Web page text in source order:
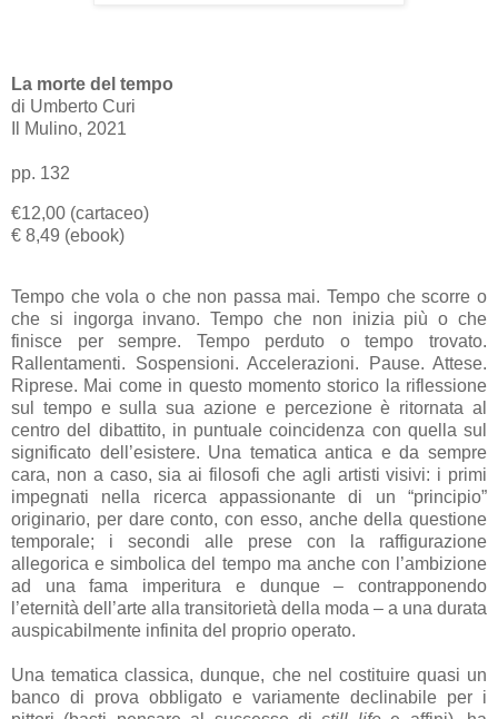
La morte del tempo
di Umberto Curi
Il Mulino, 2021
pp. 132
€12,00 (cartaceo)
€ 8,49 (ebook)
Tempo che vola o che non passa mai. Tempo che scorre o
che si ingorga invano. Tempo che non inizia più o che
finisce per sempre. Tempo perduto o tempo trovato.
Rallentamenti. Sospensioni. Accelerazioni. Pause. Attese.
Riprese. Mai come in questo momento storico la riflessione
sul tempo e sulla sua azione e percezione è ritornata al
centro del dibattito, in puntuale coincidenza con quella sul
significato dell’esistere. Una tematica antica e da sempre
cara, non a caso, sia ai filosofi che agli artisti visivi: i primi
impegnati nella ricerca appassionante di un “principio”
originario, per dare conto, con esso, anche della questione
temporale; i secondi alle prese con la raffigurazione
allegorica e simbolica del tempo ma anche con l’ambizione
ad una fama imperitura e dunque – contrapponendo
l’eternità dell’arte alla transitorietà della moda – a una durata
auspicabilmente infinita del proprio operato.
Una tematica classica, dunque, che nel costituire quasi un
banco di prova obbligato e variamente declinabile per i